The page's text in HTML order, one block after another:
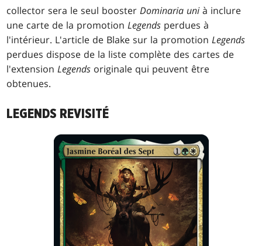
collector sera le seul boosterDominaria uni à inclure
une carte de la promotionLegends perdues à
l'intérieur. L'article de Blake sur la promotionLegends
perdues dispose de la liste complète des cartes de
l'extensionLegends originale qui peuvent être
obtenues.
LEGENDS REVISITÉ